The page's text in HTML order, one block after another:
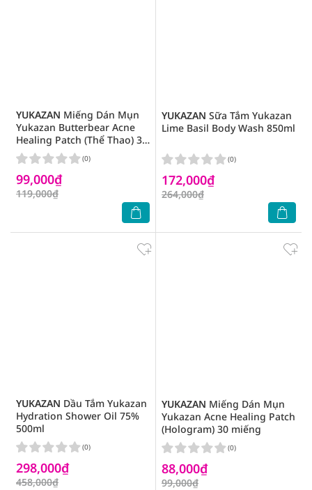
YUKAZAN Miếng Dán Mụn
Yukazan Butterbear Acne
Healing Patch (Thể Thao) 30
miếng
99,000₫
119,000₫
(0)
YUKAZAN Sữa Tắm Yukazan
Lime Basil Body Wash 850ml
172,000₫
264,000₫
(0)
YUKAZAN Dầu Tắm Yukazan
Hydration Shower Oil 75%
500ml
298,000₫
458,000₫
(0)
YUKAZAN Miếng Dán Mụn
Yukazan Acne Healing Patch
(Hologram) 30 miếng
88,000₫
99,000₫
(0)